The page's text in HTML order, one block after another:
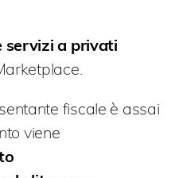
servizi a privati
fiscale è assai
viene